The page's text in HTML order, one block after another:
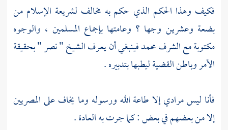
فكيف وهذا الحكم الذي حكم به مخالف لشريعة الإسلام من
بضعة وعشرين وجها ؟ وعامتها بإجماع المسلمين ، والوجوه
مكتوبة معالشرف محمدفينبغي أن يعرف الشيخ "نصر" بحقيقة
الأمر وباطن القضية ليطبها بتدبيره .
فأنا ليس مرادي إلا طاعة الله ورسوله وما يخاف علىالمصريين
إلا من بعضهم في بعض : كما جرت به العادة .